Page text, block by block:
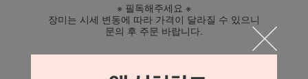
※ 필독해주세요 ※
장미는 시세 변동에 따라 가격이 달라질 수 있으니
문의 후 주문 바랍니다.